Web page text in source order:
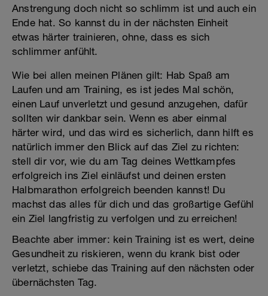
Anstrengung doch nicht so schlimm ist und auch ein
Ende hat. So kannst du in der nächsten Einheit
etwas härter trainieren, ohne, dass es sich
schlimmer anfühlt.
Wie bei allen meinen Plänen gilt: Hab Spaß am
Laufen und am Training, es ist jedes Mal schön,
einen Lauf unverletzt und gesund anzugehen, dafür
sollten wir dankbar sein. Wenn es aber einmal
härter wird, und das wird es sicherlich, dann hilft es
natürlich immer den Blick auf das Ziel zu richten:
stell dir vor, wie du am Tag deines Wettkampfes
erfolgreich ins Ziel einläufst und deinen ersten
Halbmarathon erfolgreich beenden kannst! Du
machst das alles für dich und das großartige Gefühl
ein Ziel langfristig zu verfolgen und zu erreichen!
Beachte aber immer: kein Training ist es wert, deine
Gesundheit zu riskieren, wenn du krank bist oder
verletzt, schiebe das Training auf den nächsten oder
übernächsten Tag.